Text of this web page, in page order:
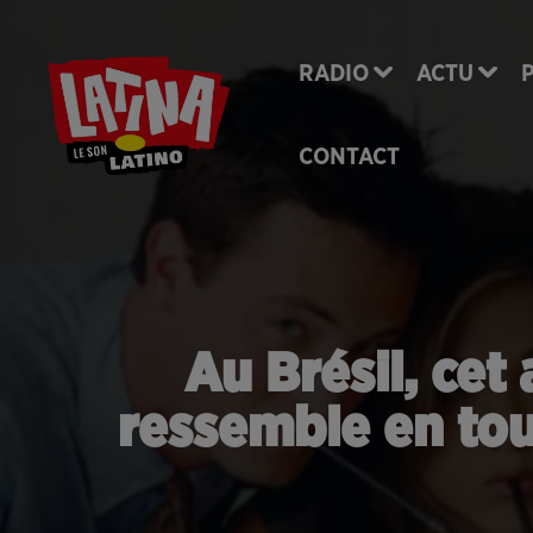
RADIO ACTU
CONTACT
Au Brésil, cet
ressemble en